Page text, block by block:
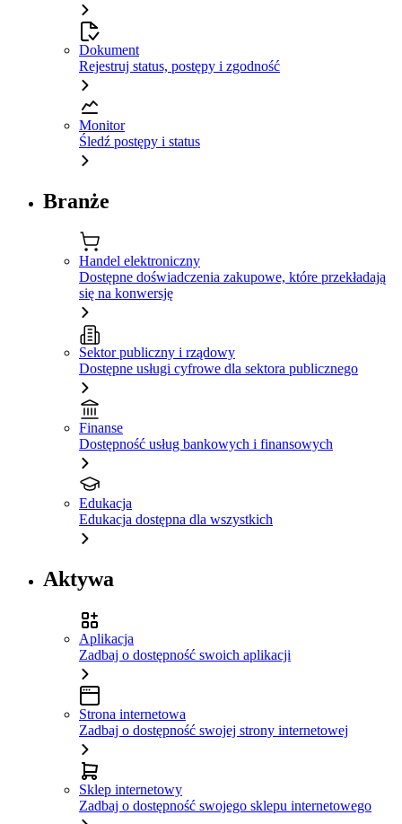
Dokument
Rejestruj status, postępy i zgodność
Monitor
Śledź postępy i status
Branże
Handel elektroniczny
Dostępne doświadczenia zakupowe, które przekładają
się na konwersję
Sektor publiczny i rządowy
Dostępne usługi cyfrowe dla sektora publicznego
Finanse
Dostępność usług bankowych i finansowych
Edukacja
Edukacja dostępna dla wszystkich
Aktywa
Aplikacja
Zadbaj o dostępność swoich aplikacji
Strona internetowa
Zadbaj o dostępność swojej strony internetowej
Sklep internetowy
Zadbaj o dostępność swojego sklepu internetowego